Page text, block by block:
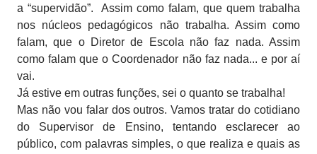
a “supervidão”.
Assim como falam, que quem trabalha
nos núcleos pedagógicos não trabalha. Assim como
falam, que o Diretor de Escola não faz nada. Assim
como falam que o Coordenador não faz nada... e por aí
vai.
Já estive em outras funções, sei o quanto se trabalha!
Mas não vou falar dos outros. Vamos tratar do cotidiano
do Supervisor de Ensino, tentando esclarecer ao
público, com palavras simples, o que realiza e quais as